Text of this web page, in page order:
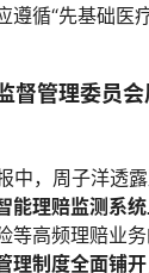
循“先基础医
督管理委员
中，周子洋透
能理赔监测系
等高频理赔业
理制度全面铺开